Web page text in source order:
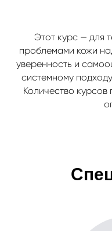
Этот курс — для
проблемами кожи
уверенность и
системному
Количество курсов